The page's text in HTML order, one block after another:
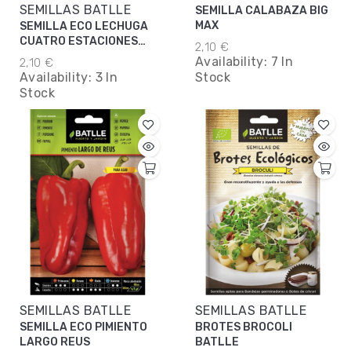
SEMILLAS BATLLE
SEMILLA ECO LECHUGA
CUATRO ESTACIONES
BATLLE
2,10 €
Availability: 3 In
Stock
SEMILLA CALABAZA BIG
MAX
2,10 €
Availability: 7 In
Stock
SEMILLAS BATLLE
SEMILLA ECO PIMIENTO
LARGO REUS
SEMILLAS BATLLE
BROTES BROCOLI
BATLLE